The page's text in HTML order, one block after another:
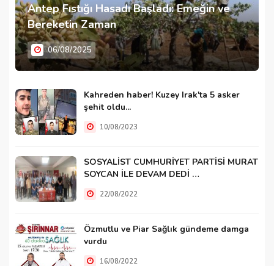
Antep Fıstığı Hasadı Başladı: Emeğin ve
Bereketin Zaman
06/08/2025
Kahreden haber! Kuzey Irak'ta 5 asker
şehit oldu...
10/08/2023
SOSYALİST CUMHURİYET PARTİSİ MURAT
SOYCAN İLE DEVAM DEDİ …
22/08/2022
Özmutlu ve Piar Sağlık gündeme damga
vurdu
16/08/2022